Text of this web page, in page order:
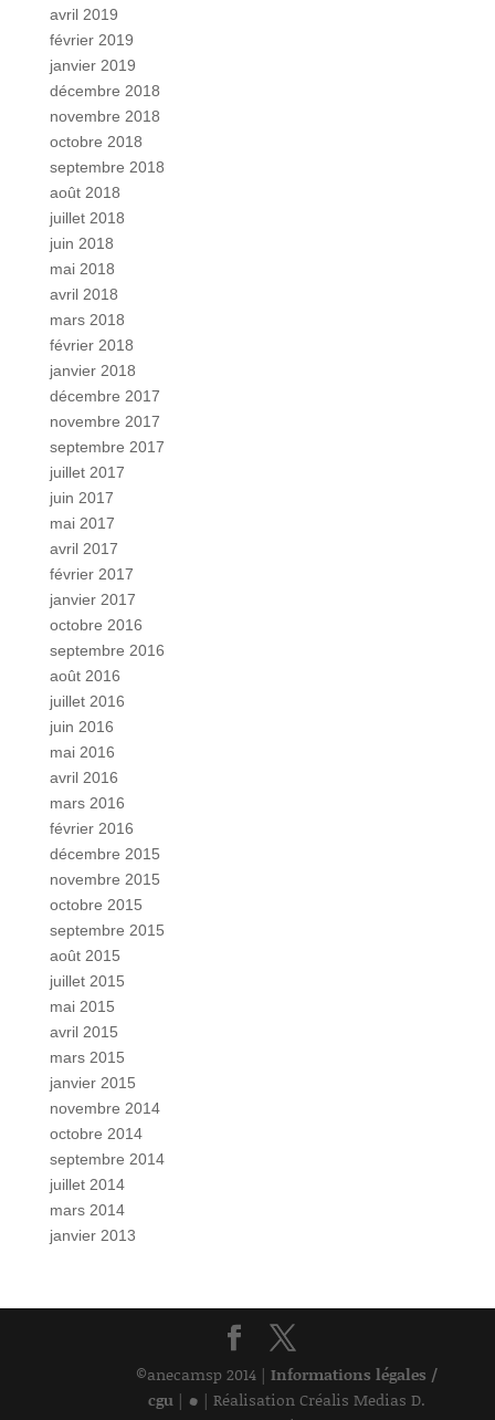
avril 2019
février 2019
janvier 2019
décembre 2018
novembre 2018
octobre 2018
septembre 2018
août 2018
juillet 2018
juin 2018
mai 2018
avril 2018
mars 2018
février 2018
janvier 2018
décembre 2017
novembre 2017
septembre 2017
juillet 2017
juin 2017
mai 2017
avril 2017
février 2017
janvier 2017
octobre 2016
septembre 2016
août 2016
juillet 2016
juin 2016
mai 2016
avril 2016
mars 2016
février 2016
décembre 2015
novembre 2015
octobre 2015
septembre 2015
août 2015
juillet 2015
mai 2015
avril 2015
mars 2015
janvier 2015
novembre 2014
octobre 2014
septembre 2014
juillet 2014
mars 2014
janvier 2013
©anecamsp 2014 |Informations légales /
cgu | • | Réalisation Créalis Medias D.